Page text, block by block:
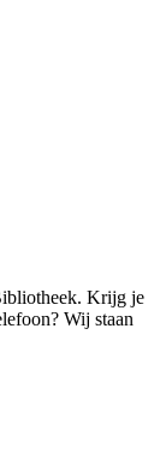
Krijg je
Wij staan